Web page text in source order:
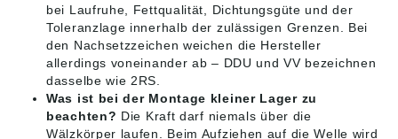
bei Laufruhe, Fettqualität, Dichtungsgüte und der
Toleranzlage innerhalb der zulässigen Grenzen. Bei
den Nachsetzzeichen weichen die Hersteller
allerdings voneinander ab – DDU und VV bezeichnen
dasselbe wie 2RS.
Was ist bei der Montage kleiner Lager zu
beachten? Die Kraft darf niemals über die
Wälzkörper laufen. Beim Aufziehen auf die Welle wird